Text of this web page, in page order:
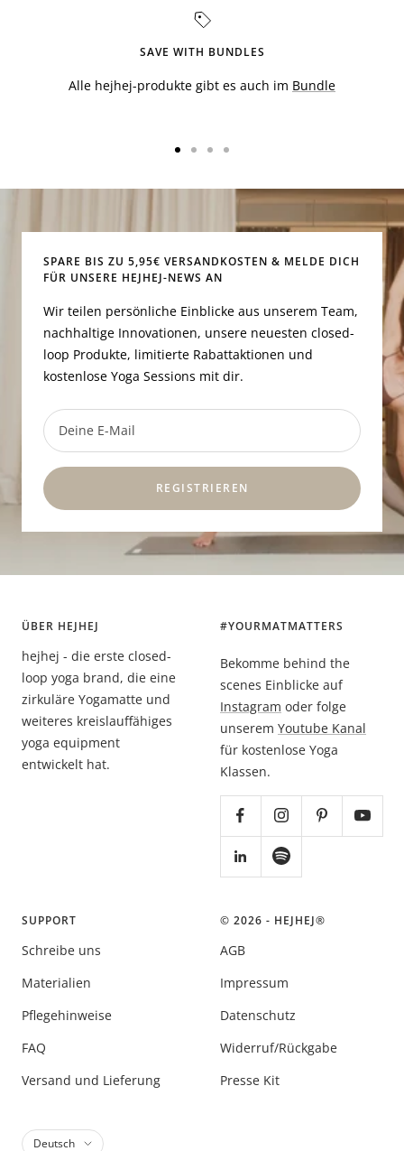
SAVE WITH BUNDLES
Alle hejhej-produkte gibt es auch im Bundle
gehengehen
SPARE BIS ZU 5,95€ VERSANDKOSTEN & MELDE DICH
FÜR UNSERE HEJHEJ-NEWS AN
Wir teilen persönliche Einblicke aus unserem Team,
nachhaltige Innovationen, unsere neuesten closed-
loop Produkte, limitierte Rabattaktionen und
kostenlose Yoga Sessions mit dir.
Deine E-Mail
REGISTRIEREN
ÜBER HEJHEJ
hejhej - die erste closed-
loop yoga brand, die eine
zirkuläre Yogamatte und
weiteres kreislauffähiges
yoga equipment
entwickelt hat.
#YOURMATMATTERS
Bekomme behind the
scenes Einblicke auf
Instagram oder folge
unserem Youtube Kanal
für kostenlose Yoga
Klassen.
SUPPORT
Schreibe uns
Materialien
Pflegehinweise
FAQ
Versand und Lieferung
© 2026 - HEJHEJ®️
AGB
Impressum
Datenschutz
Widerruf/Rückgabe
Presse Kit
Sprache
Deutsch